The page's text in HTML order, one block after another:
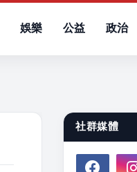
娛樂 公益 政治
社群媒體